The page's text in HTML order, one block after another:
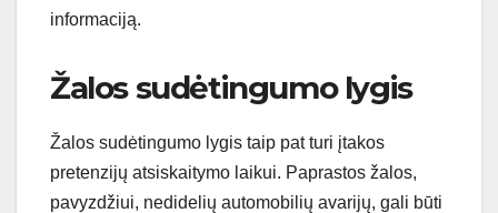
informaciją.
Žalos sudėtingumo lygis
Žalos sudėtingumo lygis taip pat turi įtakos
pretenzijų atsiskaitymo laikui. Paprastos žalos,
pavyzdžiui, nedidelių automobilių avarijų, gali būti